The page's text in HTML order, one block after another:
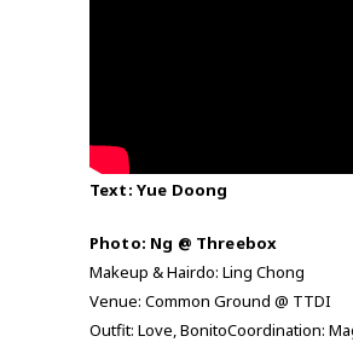
Text: Yue Doong
Photo: Ng @ Threebox
Makeup & Hairdo: Ling Chong
Venue: Common Ground @ TTDI
Outfit: Love, BonitoCoordination: